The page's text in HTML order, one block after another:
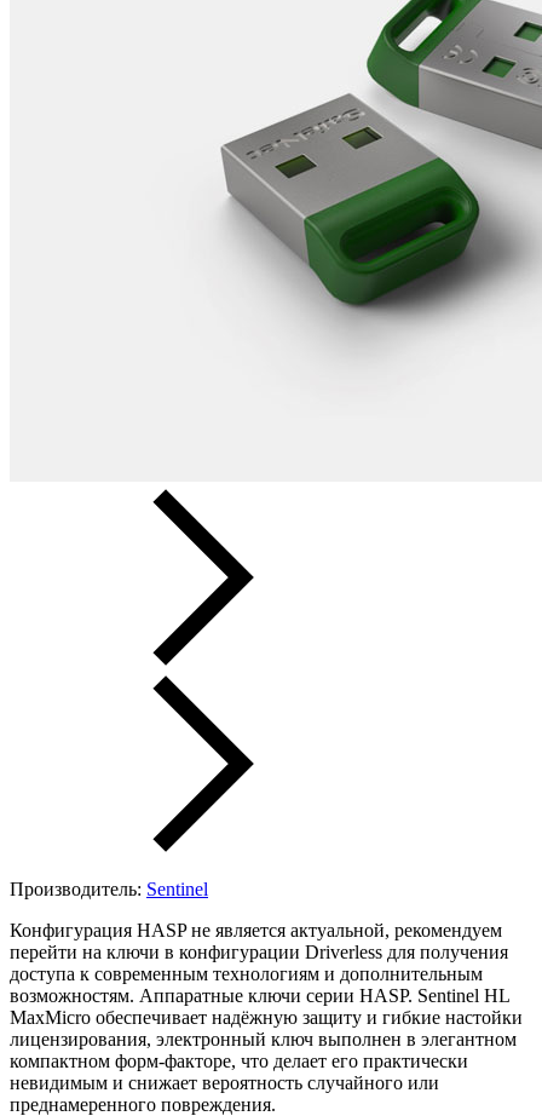
Производитель: Sentinel
Конфигурация HASP не является актуальной, рекомендуем
перейти на ключи в конфигурации Driverless для получения
доступа к современным технологиям и дополнительным
возможностям. Аппаратные ключи серии HASP. Sentinel HL
MaxMicro обеспечивает надёжную защиту и гибкие настойки
лицензирования, электронный ключ выполнен в элегантном
компактном форм-факторе, что делает его практически
невидимым и снижает вероятность случайного или
преднамеренного повреждения.